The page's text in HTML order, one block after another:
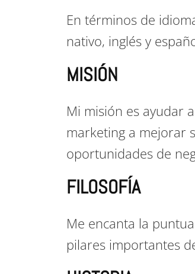
En términos de
nativo, inglés y
MISIÓN
Mi misión es ayudar
marketing a mejorar
oportunidades de
FILOSOFÍA
Me encanta la
pilares importantes